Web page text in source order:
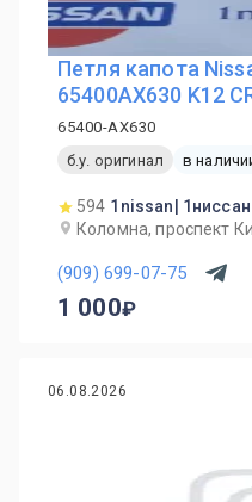
Петля капота
65400AX630 K12
65400-AX630
б.у. оригинал
в
594 1nissan| 1ниссан
Коломна, проспект
(909) 699-07-75
1 000
06.08.2026